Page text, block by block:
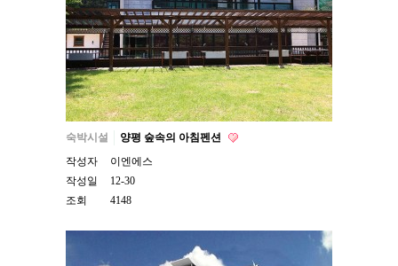
숙박시설
양평 숲속의 아침펜션
작성자
이엔에스
작성일
12-30
조회
4148